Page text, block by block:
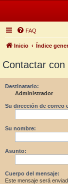
FAQ
Inicio Índice
Contactar
Destinatario:
Administrador
Su dirección de correo
Su nombre:
Asunto:
Cuerpo del mensaje:
Este mensaje será